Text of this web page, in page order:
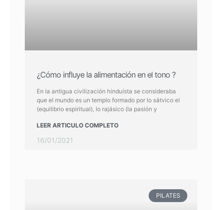
¿Cómo influye la alimentación en el tono ?
En la antigua civilización hinduísta se consideraba
que el mundo es un templo formado por lo sátvico el
(equilibrio espiritual), lo rajásico (la pasión y
LEER ARTICULO COMPLETO
16/01/2021
PILATES